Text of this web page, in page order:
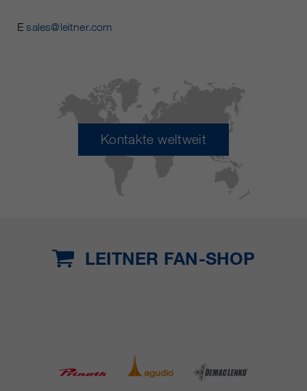
Esales@leitner.com
Kontakte weltweit
LEITNER FAN-SHOP